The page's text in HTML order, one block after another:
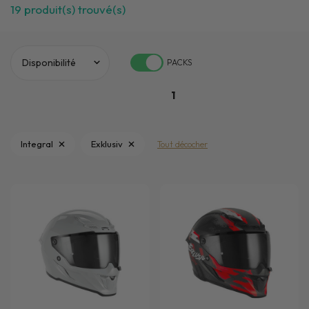
19 produit(s) trouvé(s)
PACKS
1
Integral Exklusiv Tout décocher